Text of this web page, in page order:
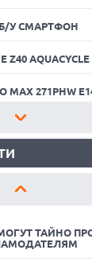
У СМАРТФОН
AQUACYCLE
271PHW
У СМАРТФОН
AQUACYCLE
271PHW E14
У СМАРТФОН
ОТ
GRANOLA
ТАЙНО